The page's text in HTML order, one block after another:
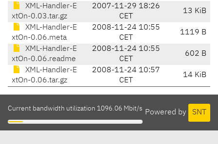
XML-Handler-E
xtOn-0.03.tar.gz
2007-11-29 18:26
CET
13 KiB
XML-Handler-E
xtOn-0.06.meta
2008-11-24 10:55
CET
1119 B
XML-Handler-E
xtOn-0.06.readme
2008-11-24 10:55
CET
602 B
XML-Handler-E
xtOn-0.06.tar.gz
2008-11-24 10:57
CET
14 KiB
Powered by SNT
Current bandwidth utilization 1096.06 Mbit/s